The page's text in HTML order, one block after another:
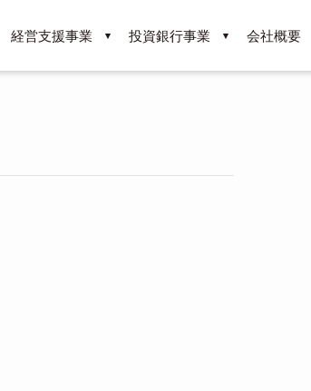
経営支援事業 投資銀行事業 会社概要